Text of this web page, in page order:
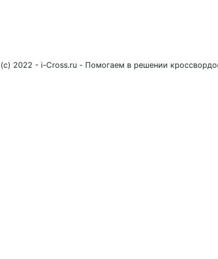
(c) 2022 - i-Cross.ru - Помогаем в решении